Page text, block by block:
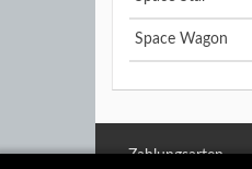
Space Wagon
Zahlungsarten